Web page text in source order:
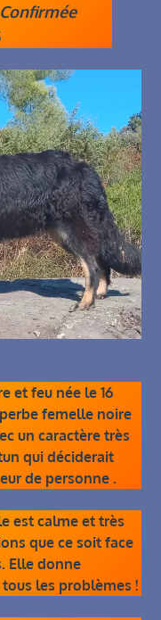
et feu née le 16
femelle noire
un caractère très
qui déciderait
de personne .
est calme et très
que ce soit face
Elle donne
les problèmes !